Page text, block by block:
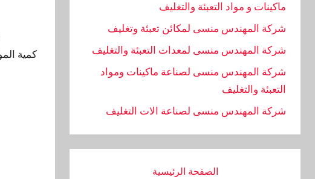
ماكينات و مواد التعبئة والتغليف
شركة المهندس منسى لمكائن تعبئة وتغليف
شركة المهندس منسى لمعدات التعبئة والتغليف
شركة المهندس منسى لصناعة ماكينات ومواد
التعبئة والتغليف
‏شركة المهندس منسى لصناعة الات التغليف
الصفحة الرئيسية